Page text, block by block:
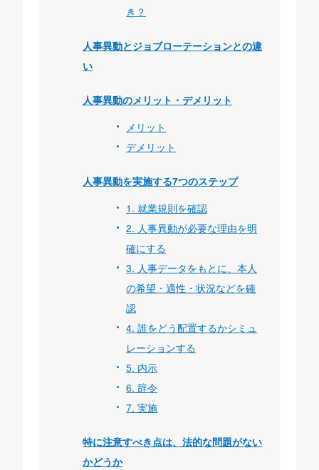
き？
人事異動とジョブローテーションとの違
い
人事異動のメリット・デメリット
メリット
デメリット
人事異動を実施する7つのステップ
1. 就業規則を確認
2. 人事異動が必要な理由を明
確にする
3. 人事データをもとに、本人
の希望・適性・状況などを確
認
4. 誰をどう配置するかシミュ
レーションする
5. 内示
6. 辞令
7. 実施
特に注意すべき点は、法的な問題がない
かどうか